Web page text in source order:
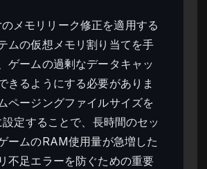
メモリリーク修正を適用する
ムの仮想メモリ割り当てを手
ゲームの過剰なデータキャッ
きるようにする必要がありま
ページングファイルサイズを
定することで、長時間のセッ
ームのRAM使用量が急増した
不足エラーを防ぐための重要